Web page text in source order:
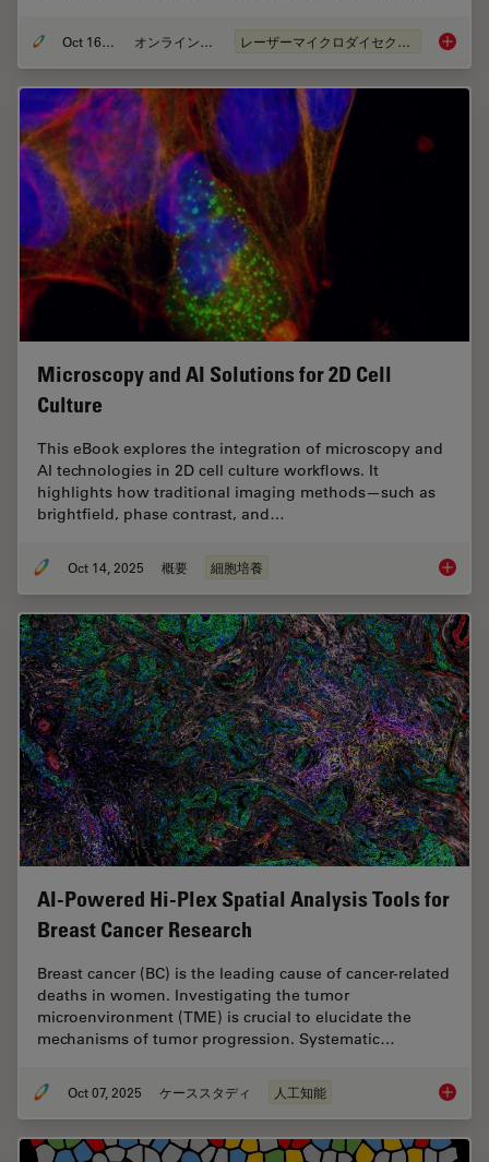
Oct 16, 2025 オンラインセミナー レーザーマイクロダイセクション（LMD） AI
Microscopy and AI Solutions for 2D Cell
Culture
This eBook explores the integration of microscopy and
AI technologies in 2D cell culture workflows. It
highlights how traditional imaging methods—such as
brightfield, phase contrast, and…
Oct 14, 2025 概要 細胞培養
AI-Powered Hi-Plex Spatial Analysis Tools for
Breast Cancer Research
Breast cancer (BC) is the leading cause of cancer-related
deaths in women. Investigating the tumor
microenvironment (TME) is crucial to elucidate the
mechanisms of tumor progression. Systematic…
Oct 07, 2025 ケーススタディ 人工知能 AI-